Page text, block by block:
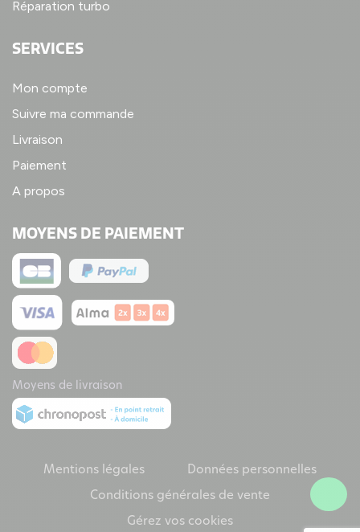
Réparation turbo
SERVICES
Mon compte
Suivre ma commande
Livraison
Paiement
A propos
MOYENS DE PAIEMENT
Moyens de livraison
Mentions légales Données personnelles
Conditions générales de vente
Gérez vos cookies